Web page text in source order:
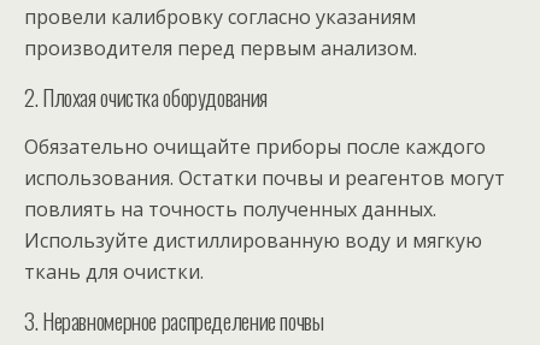
провели калибровку согласно указаниям
производителя перед первым анализом.
2. Плохая очистка оборудования
Обязательно очищайте приборы после каждого
использования. Остатки почвы и реагентов могут
повлиять на точность полученных данных.
Используйте дистиллированную воду и мягкую
ткань для очистки.
3. Неравномерное распределение почвы